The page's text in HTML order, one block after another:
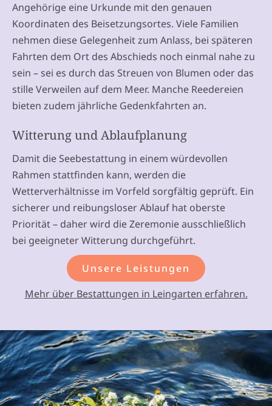
Angehörige eine Urkunde mit den genauen
Koordinaten des Beisetzungsortes. Viele Familien
nehmen diese Gelegenheit zum Anlass, bei späteren
Fahrten dem Ort des Abschieds noch einmal nahe zu
sein – sei es durch das Streuen von Blumen oder das
stille Verweilen auf dem Meer. Manche Reedereien
bieten zudem jährliche Gedenkfahrten an.
Witterung und Ablaufplanung
Damit die Seebestattung in einem würdevollen
Rahmen stattfinden kann, werden die
Wetterverhältnisse im Vorfeld sorgfältig geprüft. Ein
sicherer und reibungsloser Ablauf hat oberste
Priorität – daher wird die Zeremonie ausschließlich
bei geeigneter Witterung durchgeführt.
Unsere Leistungen
Mehr über Bestattungen in Leingarten erfahren.